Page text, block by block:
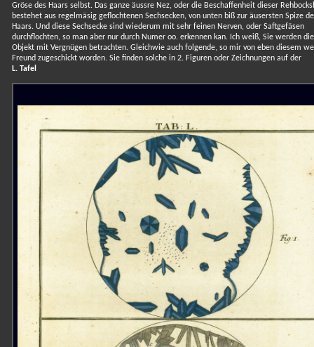
Gröse des Haars selbst. Das ganze äussre Nez, oder die Beschaffenheit dieser
bestehet aus regelmäsig geflochtenen Sechsecken, von unten biß zur äusersten Spize
Haars. Und diese Sechsecke sind wiederum mit sehr feinen Nerven, oder Saftgefäsen
durchflochten, so man aber nur durch Numer oo. erkennen kan. Ich weiß, Sie werden
Objekt mit Vergnügen betrachten. Gleichwie auch folgende, so mir von eben diesem
Freund zugeschickt worden. Sie finden solche in 2. Figuren oder Zeichnungen auf der
L. Tafel